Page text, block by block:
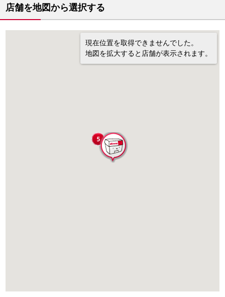
店舗を地図から選択する
現在位置を取得できませんでした。
地図を拡大すると店舗が表示されます。